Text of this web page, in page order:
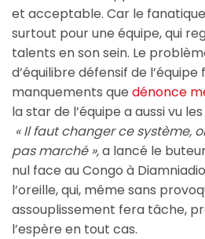
et acceptable. Car le
surtout pour une équipe, qui
talents en son sein. Le
d’équilibre défensif de
manquements que dénonce
la star de l’équipe a aussi vu
« Il faut changer ce système,
pas marché »,a lancé le
nul face au Congo à
l’oreille, qui, même sans
assouplissement fera tâche,
l’espère en tout cas.